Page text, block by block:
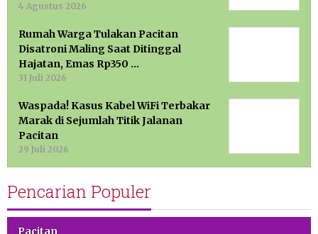
4 Agustus 2026
Rumah Warga Tulakan Pacitan
Disatroni Maling Saat Ditinggal
Hajatan, Emas Rp350 …
31 Juli 2026
Waspada! Kasus Kabel WiFi Terbakar
Marak di Sejumlah Titik Jalanan
Pacitan
29 Juli 2026
Pencarian Populer
Pacitan